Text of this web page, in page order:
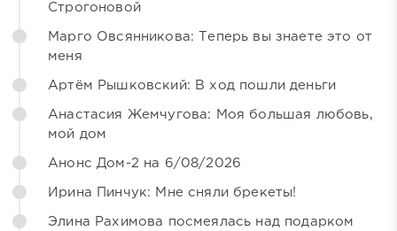
Строгоновой
Марго Овсянникова: Теперь вы знаете это от
меня
Артём Рышковский: В ход пошли деньги
Анастасия Жемчугова: Моя большая любовь,
мой дом
Анонс Дом-2 на 6/08/2026
Ирина Пинчук: Мне сняли брекеты!
Элина Рахимова посмеялась над подарком